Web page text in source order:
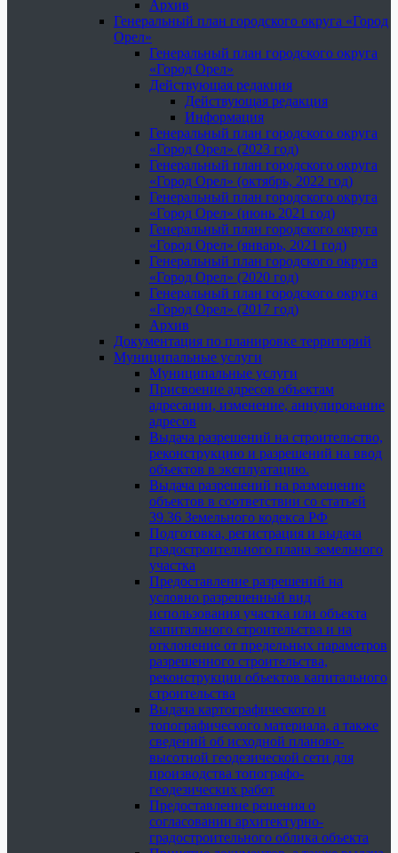
Архив
Генеральный план городского округа «Город
Орел»
Генеральный план городского округа
«Город Орел»
Действующая редакция
Действующая редакция
Информация
Генеральный план городского округа
«Город Орел» (2023 год)
Генеральный план городского округа
«Город Орел» (октябрь, 2022 год)
Генеральный план городского округа
«Город Орел» (июнь 2021 год)
Генеральный план городского округа
«Город Орел» (январь, 2021 год)
Генеральный план городского округа
«Город Орел» (2020 год)
Генеральный план городского округа
«Город Орел» (2017 год)
Архив
Документация по планировке территорий
Муниципальные услуги
Муниципальные услуги
Присвоение адресов объектам
адресации, изменение, аннулирование
адресов
Выдача разрешений на строительство,
реконструкцию и разрешений на ввод
объектов в эксплуатацию.
Выдача разрешений на размещение
объектов в соответствии со статьей
39.36 Земельного кодекса РФ
Подготовка, регистрация и выдача
градостроительного плана земельного
участка
Предоставление разрешений на
условно разрешенный вид
использования участка или объекта
капитального строительства и на
отклонение от предельных параметров
разрешенного строительства,
реконструкции объектов капитального
строительства
Выдача картографического и
топографического материала, а также
сведений об исходной планово-
высотной геодезической сети для
производства топографо-
геодезических работ
Предоставление решения о
согласовании архитектурно-
градостроительного облика объекта